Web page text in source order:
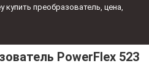
купить преобразователь, цена,
PowerFlex 523